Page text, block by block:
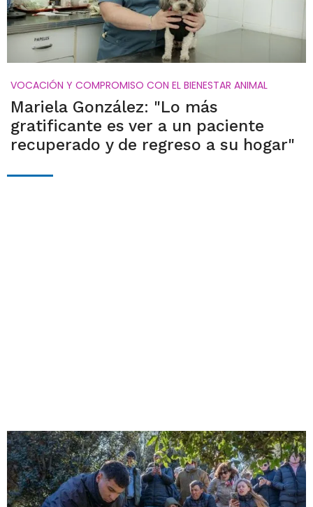
VOCACIÓN Y COMPROMISO CON EL BIENESTAR ANIMAL
Mariela González: "Lo más
gratificante es ver a un paciente
recuperado y de regreso a su hogar"